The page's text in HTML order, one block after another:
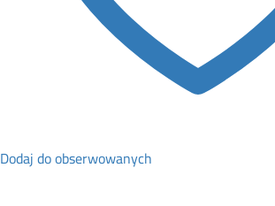
Dodaj do obserwowanych